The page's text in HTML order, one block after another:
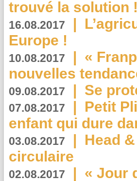
trouvé la solution !
16.08.2017 |
Europe !
10.08.2017 | «
nouvelles
09.08.2017 | Se
07.08.2017 | Petit
enfant qui dure
03.08.2017 | Head
circulaire
02.08.2017 | « Jour